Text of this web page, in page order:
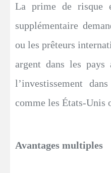
La prime de risque
supplémentaire
ou les prêteurs
argent dans les
l’investissement
comme les États-Unis
Avantages multiples